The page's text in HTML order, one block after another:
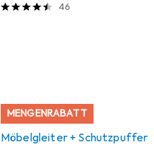
46
MENGENRABATT
Möbelgleiter + Schutzpuffer